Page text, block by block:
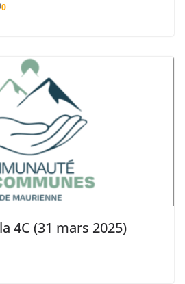
0
4C (31 mars 2025)